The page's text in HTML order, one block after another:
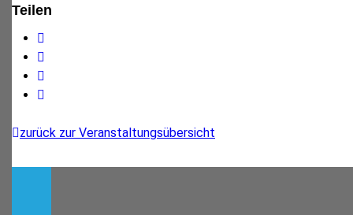
Teilen
zurück zur Veranstaltungsübersicht